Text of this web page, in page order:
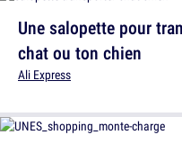
Une salopette pour
chat ou ton chien
Ali Express